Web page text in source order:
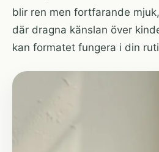
blir ren men fortfarande
där dragna känslan över
kan formatet fungera i din